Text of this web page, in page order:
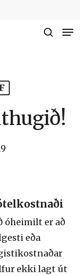
óheimilt er að
eða
ekki lagt út
Close